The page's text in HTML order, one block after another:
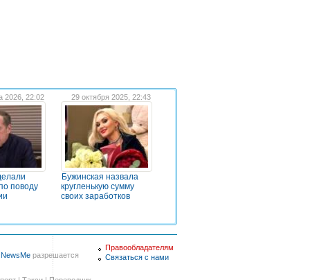
2026, 22:02
поводу
29 октября 2025, 22:43
Бужинская назвала
кругленькую сумму
своих заработков
NewsMe разрешается
Правообладателям
Связаться с нами